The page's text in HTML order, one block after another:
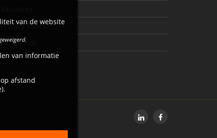
Privacy Policy
Downloads
van de website
van informatie
afstand